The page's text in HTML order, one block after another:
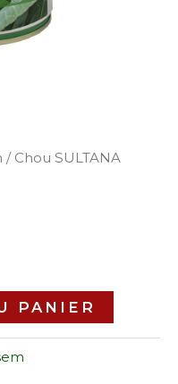
/ Chou SULTANA
PANIER